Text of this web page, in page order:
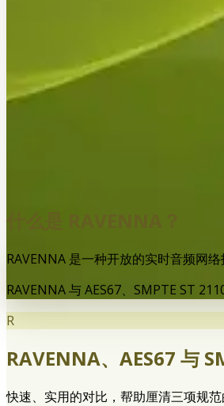
RAVENNA 是一种开放的实时音频网
RAVENNA 与 AES67、SMPTE ST
R
RAVENNA、AES67 与
快速、实用的对比，帮助厘清三项规